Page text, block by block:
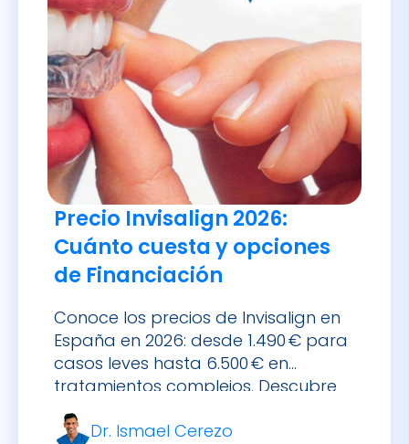
Precio Invisalign 2026:
Cuánto cuesta y opciones
de Financiación
Conoce los precios de Invisalign en
España en 2026: desde 1.490 € para
casos leves hasta 6.500 € en
tratamientos complejos. Descubre
cómo financiarlo.
Dr. Ismael Cerezo